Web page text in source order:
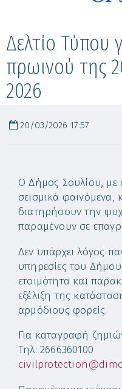
Δελτίο Τύπου
πρωινού της
2026
20/03/2026 17:57
Ο Δήμος Σουλίου,
σεισμικά φαινόμενα,
διατηρήσουν την
παραμένουν σε
Δεν υπάρχει λόγος
υπηρεσίες του
ετοιμότητα και
εξέλιξη της
αρμόδιους φορείς.
Για καταγραφή
Τηλ: 2666360100